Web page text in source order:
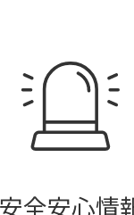
安全安心情